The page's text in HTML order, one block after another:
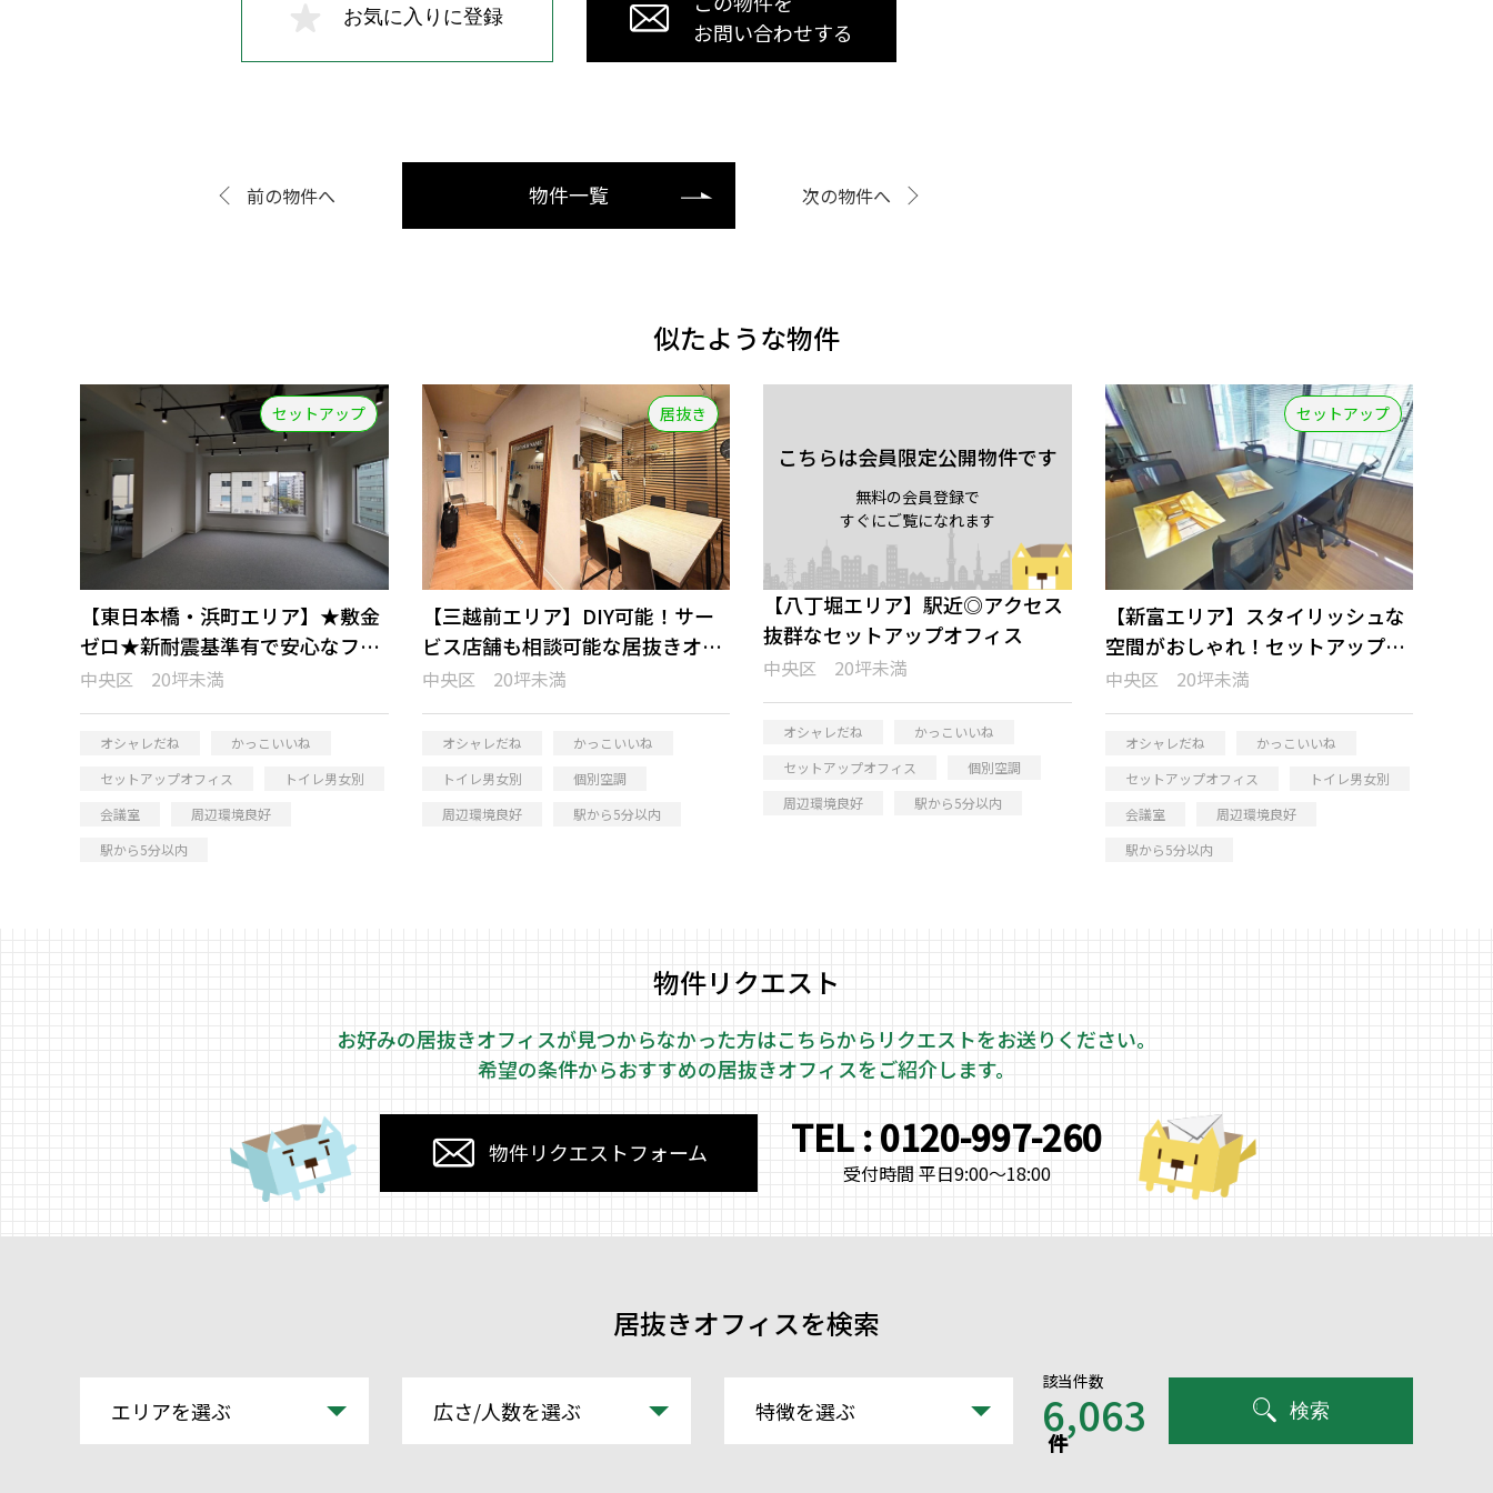
お気に入りに登録
お問い合わせする
前の物件へ 物件一覧 次の物件へ
似たような物件
セットアップ
【東日本橋・浜町エリア】★敷金
ゼロ★新耐震基準有で安心なフル
セットアップオフィス
中央区 20坪未満
オシャレだね
かっこいいね
セットアップオフィス
トイレ男女別
会議室
周辺環境良好
駅から5分以内
居抜き
【三越前エリア】DIY可能！サー
ビス店舗も相談可能な居抜きオフ
ィス
中央区 20坪未満
オシャレだね
かっこいいね
トイレ男女別
個別空調
周辺環境良好
駅から5分以内
こちらは会員限定公開物件です
無料の会員登録で
すぐにご覧になれます
【八丁堀エリア】駅近◎アクセス
抜群なセットアップオフィス
中央区 20坪未満
オシャレだね
かっこいいね
セットアップオフィス
個別空調
周辺環境良好
駅から5分以内
セットアップ
【新富エリア】スタイリッシュな
空間がおしゃれ！セットアップオ
フィス
中央区 20坪未満
オシャレだね
かっこいいね
セットアップオフィス
トイレ男女別
会議室
周辺環境良好
駅から5分以内
物件リクエスト
お好みの居抜きオフィスが見つからなかった方はこちらから リクエストをお送りください。
希望の条件からおすすめの居抜きオフィスをご紹介します。
物件リクエストフォーム TEL : 0120-997-260
受付時間 平日9:00～18:00
居抜きオフィスを検索
エリアを選ぶ 広さ/人数を選ぶ 特徴を選ぶ
該当件数
6,063
件
検索